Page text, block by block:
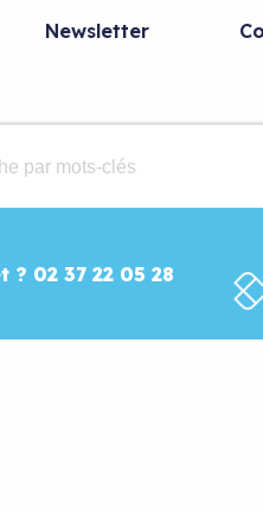
Newsletter
? 02 37 22 05 28